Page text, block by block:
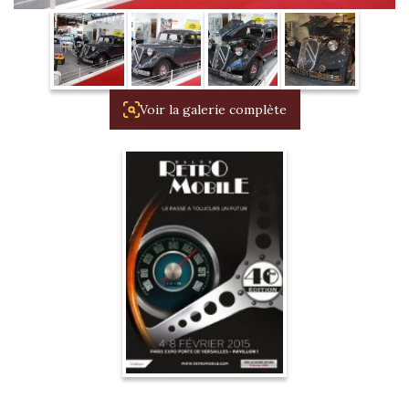
Notre local
La Boutique
L’assurance
Liens
La Revue
Les salons
La traction
La Traction des
membres
Bibliographie
Présentation 7
Présentation 11
Présentation 15 six
Voir la galerie complète